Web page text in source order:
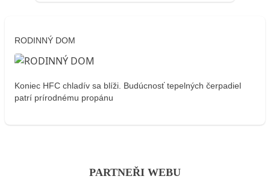
RODINNÝ DOM
Koniec HFC chladív sa blíži. Budúcnosť tepelných čerpadiel
patrí prírodnému propánu
PARTNEŘI WEBU